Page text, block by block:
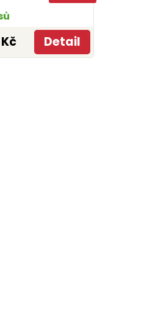
Detail